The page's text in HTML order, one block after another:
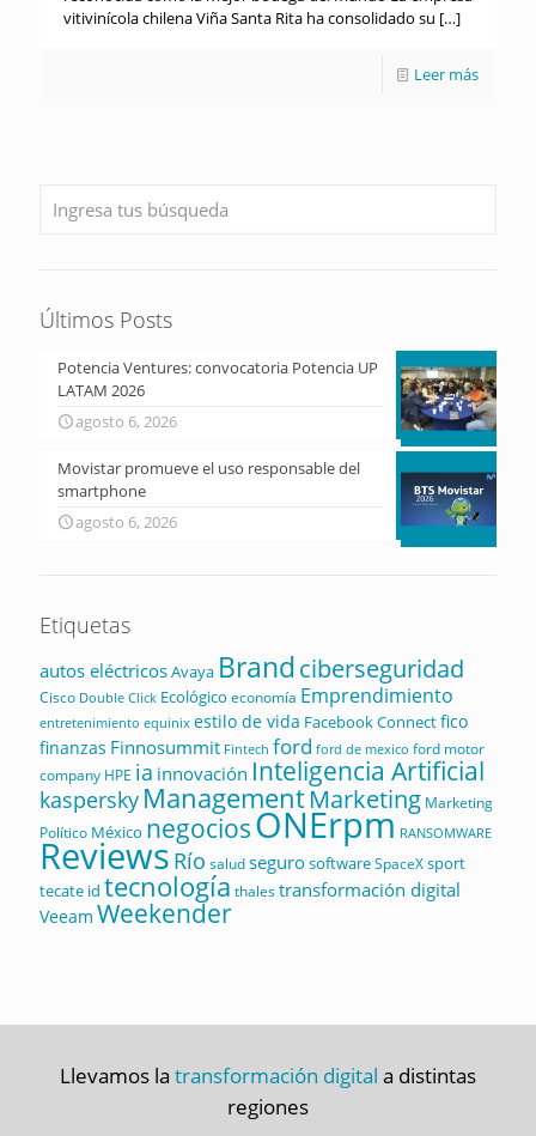
vitivinícola chilena Viña Santa Rita ha consolidado su […]
Leer más
Últimos Posts
Potencia Ventures: convocatoria Potencia UP
LATAM 2026
agosto 6, 2026
Movistar promueve el uso responsable del
smartphone
agosto 6, 2026
Etiquetas
autos eléctricosAvaya Brandciberseguridad
Cisco Double Click Ecológico economía Emprendimiento
entretenimiento equinix estilo de vida Facebook Connectfico
finanzas Finnosummit Fintech ford ford de mexico ford motor
company HPE ia innovación Inteligencia Artificial
kaspersky ManagementMarketing Marketing
Político México negociosONErpm RANSOMWARE
Reviews Río saludsegurosoftwareSpaceXsport
tecate id tecnología thalestransformación digital
Veeam Weekender
Llevamos la transformación digital a distintas
regiones